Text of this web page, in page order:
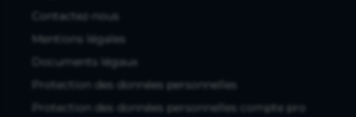
Contactez-nous
Mentions légales
Documents légaux
Protection des données personnelles
Protection des données personnelles compte pro